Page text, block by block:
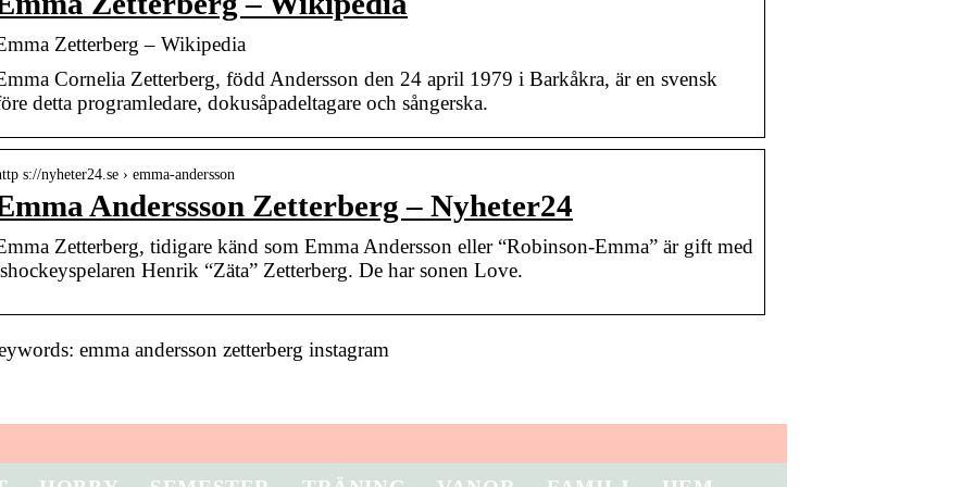
Zetterberg – Wikipedia
Cornelia Zetterberg, född Andersson den 24 april 1979 i Barkåkra, är en svensk
detta programledare, dokusåpadeltagare och sångerska.
s://nyheter24.se › emma-andersson
Anderssson Zetterberg – Nyheter24
Zetterberg, tidigare känd som Emma Andersson eller “Robinson-Emma” är gift med
Henrik “Zäta” Zetterberg. De har sonen Love.
emma andersson zetterberg instagram